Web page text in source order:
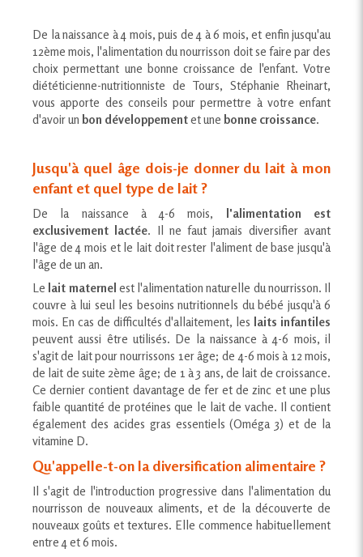
De la naissance à 4 mois, puis de 4 à 6 mois, et enfin jusqu'au
12ème mois, l'alimentation du nourrisson doit se faire par des
choix permettant une bonne croissance de l'enfant. Votre
diététicienne-nutritionniste de Tours, Stéphanie Rheinart,
vous apporte des conseils pour permettre à votre enfant
d'avoir un bon développementet une bonne croissance.
Jusqu'à quel âge dois-je donner du lait à mon
enfant et quel type de lait ?
De la naissance à 4-6 mois,
l'alimentation est
exclusivement lactée. Il ne faut jamais diversifier avant
l'âge de 4 mois et le lait doit rester l'aliment de base jusqu'à
l'âge de un an.
Le lait maternel est l'alimentation naturelle du nourrisson. Il
couvre à lui seul les besoins nutritionnels du bébé jusqu'à 6
mois. En cas de difficultés d'allaitement, les laits infantiles
peuvent aussi être utilisés. De la naissance à 4-6 mois, il
s'agit de lait pour nourrissons 1er âge; de 4-6 mois à 12 mois,
de lait de suite 2ème âge; de 1 à 3 ans, de lait de croissance.
Ce dernier contient davantage de fer et de zinc et une plus
faible quantité de protéines que le lait de vache. Il contient
également des acides gras essentiels (Oméga 3) et de la
vitamine D.
Qu'appelle-t-on la diversification alimentaire ?
Il s'agit de l'introduction progressive dans l'alimentation du
nourrisson de nouveaux aliments, et de la découverte de
nouveaux goûts et textures. Elle commence habituellement
entre 4 et 6 mois.